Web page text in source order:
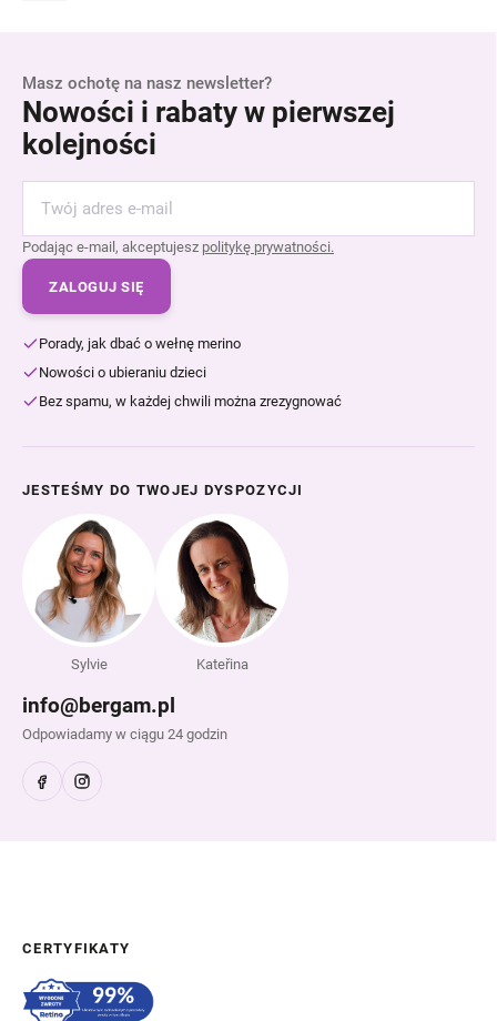
Masz ochotę na nasz newsletter?
Nowości i rabaty w pierwszej
kolejności
Podając e-mail, akceptujesz politykę prywatności.
ZALOGUJ SIĘ
Porady, jak dbać o wełnę merino
Nowości o ubieraniu dzieci
Bez spamu, w każdej chwili można zrezygnować
JESTEŚMY DO TWOJEJ DYSPOZYCJI
Sylvie Kateřina
info@bergam.pl
Odpowiadamy w ciągu 24 godzin
CERTYFIKATY